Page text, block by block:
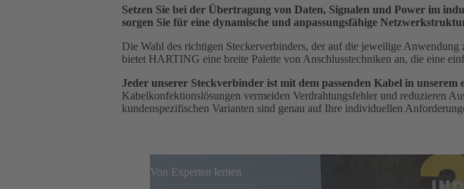
Setzen Sie bei der Übertragung von Daten, Signalen und Power im
sorgen Sie für eine dynamische und anpassungsfähige
Die Wahl des richtigen Steckerverbinders, der auf die jeweilige
bietet HARTING eine breite Palette von Anschlusstechniken an, die eine
Jeder unserer Steckverbinder ist mit dem passenden Kabel in unserem
Kabelkonfektionslösungen vermeiden Verdrahtungsfehler und reduzieren
kundenspezifischen Varianten sind genau auf Ihre individuellen
Von Experten lernen